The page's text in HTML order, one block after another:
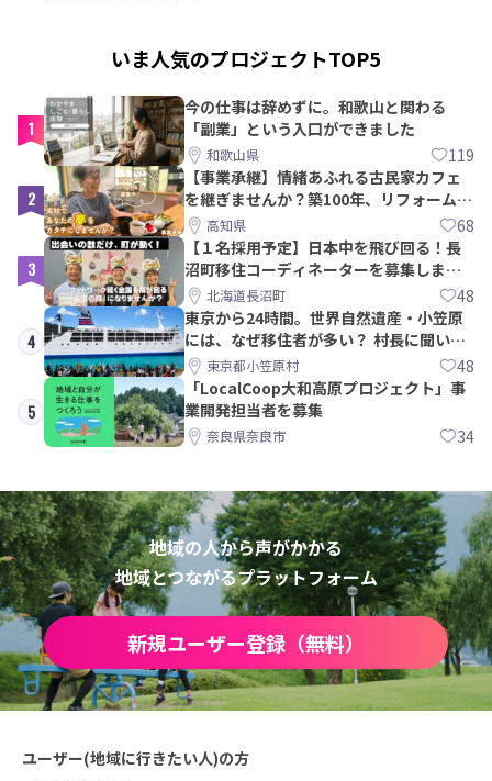
いま人気のプロジェクトTOP5
1
今の仕事は辞めずに。和歌山と関わる
「副業」という入口ができました
和歌山県 119
2
【事業承継】情緒あふれる古民家カフェ
を継ぎませんか？築100年、リフォームか
ら約10年！
高知県 68
3
【１名採用予定】日本中を飛び回る！長
沼町移住コーディネーターを募集しま
す！北海道長沼町 48
4
東京から24時間。世界自然遺産・小笠原
には、なぜ移住者が多い？ 村長に聞いて
みた東京都小笠原村 48
5
「LocalCoop大和高原プロジェクト」事
業開発担当者を募集
奈良県奈良市 34
地域の人から声がかかる
地域とつながるプラットフォーム
新規ユーザー登録（無料）
ユーザー(地域に行きたい人)の方